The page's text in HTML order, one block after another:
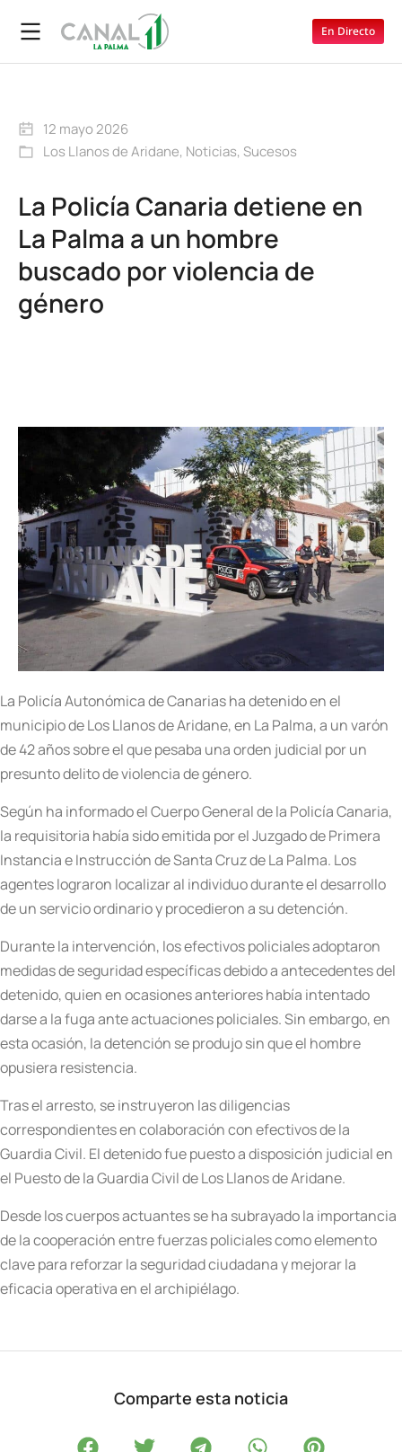
En Directo
12 mayo 2026
Los Llanos de Aridane, Noticias, Sucesos
La Policía Canaria detiene en
La Palma a un hombre
buscado por violencia de
género
La Policía Autonómica de Canarias ha detenido en el
municipio de Los Llanos de Aridane, en La Palma, a un varón
de 42 años sobre el que pesaba una orden judicial por un
presunto delito de violencia de género.
Según ha informado el Cuerpo General de la Policía Canaria,
la requisitoria había sido emitida por el Juzgado de Primera
Instancia e Instrucción de Santa Cruz de La Palma. Los
agentes lograron localizar al individuo durante el desarrollo
de un servicio ordinario y procedieron a su detención.
Durante la intervención, los efectivos policiales adoptaron
medidas de seguridad específicas debido a antecedentes del
detenido, quien en ocasiones anteriores había intentado
darse a la fuga ante actuaciones policiales. Sin embargo, en
esta ocasión, la detención se produjo sin que el hombre
opusiera resistencia.
Tras el arresto, se instruyeron las diligencias
correspondientes en colaboración con efectivos de la
Guardia Civil. El detenido fue puesto a disposición judicial en
el Puesto de la Guardia Civil de Los Llanos de Aridane.
Desde los cuerpos actuantes se ha subrayado la importancia
de la cooperación entre fuerzas policiales como elemento
clave para reforzar la seguridad ciudadana y mejorar la
eficacia operativa en el archipiélago.
Comparte esta noticia